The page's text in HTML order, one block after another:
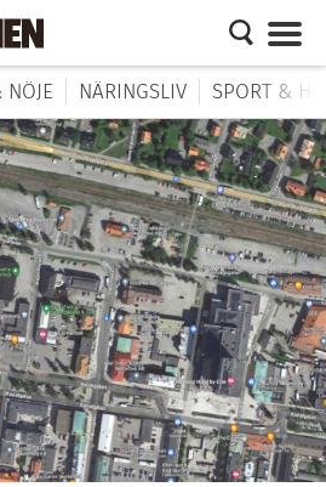
NÖJE NÄRINGSLIV SPORT &